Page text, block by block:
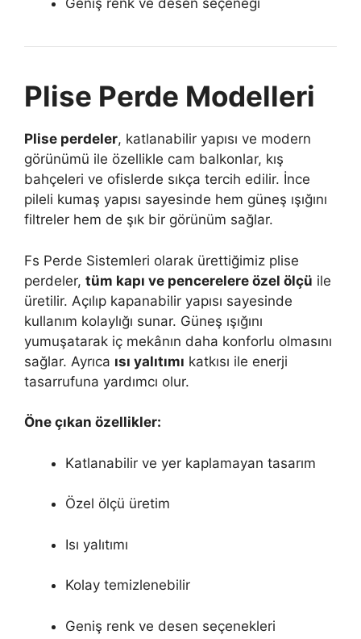
Geniş renk ve desen seçeneği
Plise Perde Modelleri
Plise perdeler, katlanabilir yapısı ve modern
görünümü ile özellikle cam balkonlar, kış
bahçeleri ve ofislerde sıkça tercih edilir. İnce
pileli kumaş yapısı sayesinde hem güneş ışığını
filtreler hem de şık bir görünüm sağlar.
Fs Perde Sistemleri olarak ürettiğimiz plise
perdeler, tüm kapı ve pencerelere özel ölçü ile
üretilir. Açılıp kapanabilir yapısı sayesinde
kullanım kolaylığı sunar. Güneş ışığını
yumuşatarak iç mekânın daha konforlu olmasını
sağlar. Ayrıca ısı yalıtımı katkısı ile enerji
tasarrufuna yardımcı olur.
Öne çıkan özellikler:
Katlanabilir ve yer kaplamayan tasarım
Özel ölçü üretim
Isı yalıtımı
Kolay temizlenebilir
Geniş renk ve desen seçenekleri